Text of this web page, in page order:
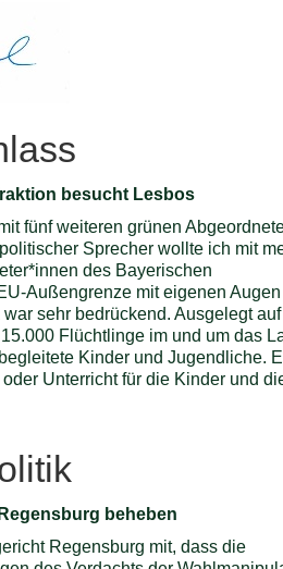
besucht Lesbos
fünf weiteren grünen
Sprecher wollte ich mit
des Bayerischen
Außengrenze mit eigenen Augen
sehr bedrückend. Ausgelegt auf
Flüchtlinge im und um das
Kinder und Jugendliche.
Unterricht für die Kinder und
beheben
Regensburg mit, dass die